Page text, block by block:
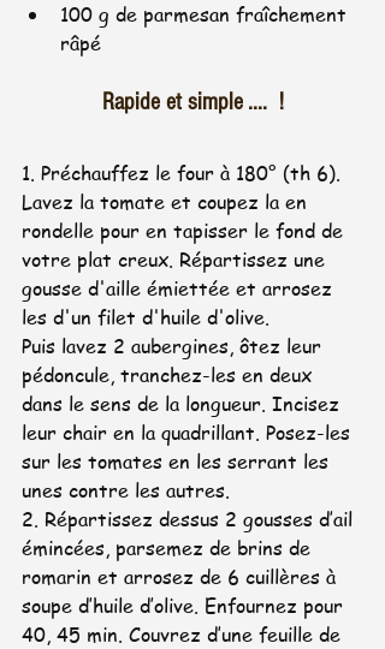
100 g de parmesan fraîchement
râpé
Rapide et simple ....  !
1. Préchauffez le four à 180° (th 6).
Lavez la tomate et coupez la en
rondelle pour en tapisser le fond de
votre plat creux. Répartissez une
gousse d'aille émiettée et arrosez
les d'un filet d'huile d'olive.
Puis lavez 2 aubergines, ôtez leur
pédoncule, tranchez-les en deux
dans le sens de la longueur. Incisez
leur chair en la quadrillant. Posez-les
sur les tomates en les serrant les
unes contre les autres.
2. Répartissez dessus 2 gousses d’ail
émincées, parsemez de brins de
romarin et arrosez de 6 cuillères à
soupe d’huile d’olive. Enfournez pour
40, 45 min. Couvrez d’une feuille de